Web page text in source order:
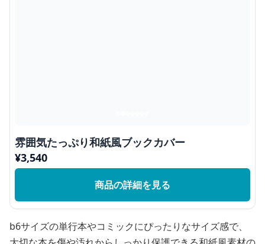
雰囲気たっぷり和紙風ブックカバー
¥3,540
商品の詳細を見る
b6サイズの単行本やコミックにぴったりなサイズ感で、